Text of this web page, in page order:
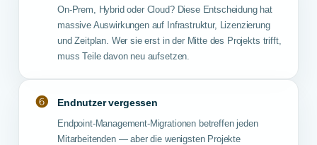
On-Prem, Hybrid oder Cloud? Diese Entscheidung hat
massive Auswirkungen auf Infrastruktur, Lizenzierung
und Zeitplan. Wer sie erst in der Mitte des Projekts trifft,
muss Teile davon neu aufsetzen.
❻ Endnutzer vergessen
Endpoint-Management-Migrationen betreffen jeden
Mitarbeitenden — aber die wenigsten Projekte